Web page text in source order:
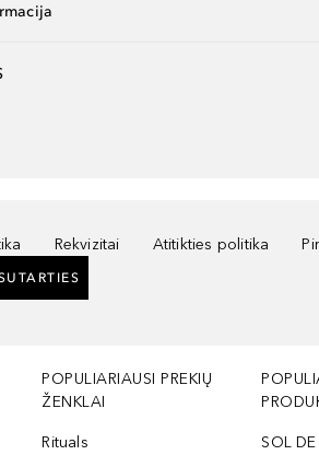
Rekvizitai Atitikties politika
POPULIARIAUSI PREKIŲ
ŽENKLAI
Rituals
SOL